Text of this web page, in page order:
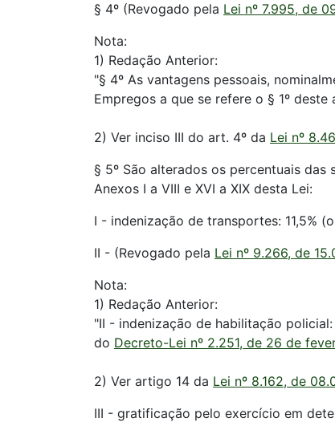
§ 4º (Revogado pela Lei nº 7.995, de
Nota:
1) Redação Anterior:
"§ 4º As vantagens pessoais,
Empregos a que se refere o § 1º
2) Ver inciso III do art. 4º da Lei nº
§ 5º São alterados os percentuais
Anexos I a VIII e XVI a XIX desta Lei:
I - indenização de transportes: 11,5%
II - (Revogado pela Lei nº 9.266, de
Nota:
1) Redação Anterior:
"II - indenização de habilitação
do Decreto-Lei nº 2.251, de 26 de
2) Ver artigo 14 da Lei nº 8.162, de
III - gratificação pelo exercício em